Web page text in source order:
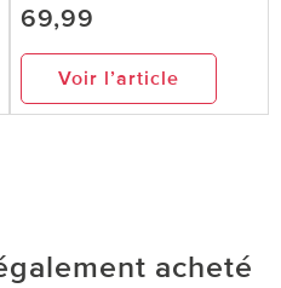
69,99
Voir l’article
acheté